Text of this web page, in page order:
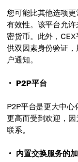
您可能比其他选项
有效性。该平台允
密货币。此外，
供双因素身份验证
户通知。
P2P平台
P2P平台是更大中
更高而受到欢迎，
联系。
内置交换服务的